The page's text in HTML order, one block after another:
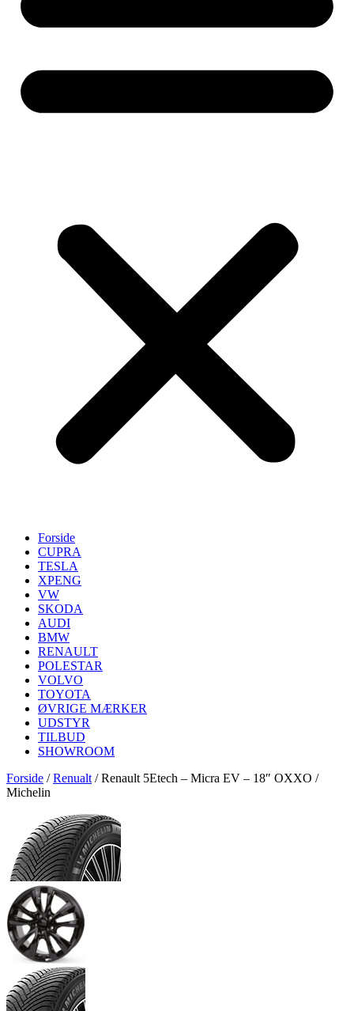
Forside
CUPRA
TESLA
XPENG
VW
SKODA
AUDI
BMW
RENAULT
POLESTAR
VOLVO
TOYOTA
ØVRIGE MÆRKER
UDSTYR
TILBUD
SHOWROOM
Forside /Renualt /Renault 5Etech – Micra EV – 18″ OXXO /
Michelin